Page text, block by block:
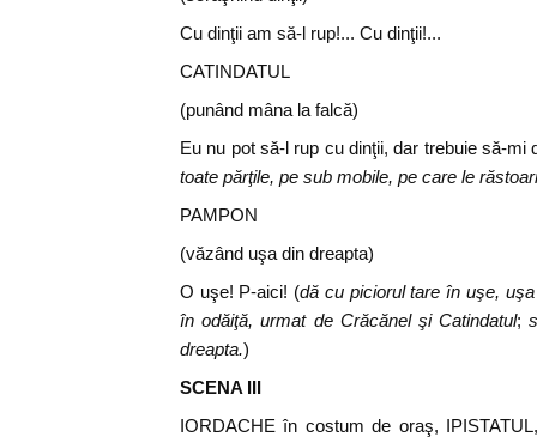
Cu dinţii am să-l rup!... Cu dinţii!...
CATINDATUL
(punând mâna la falcă)
Eu nu pot să-l rup cu dinţii, dar trebuie să-mi
toate părţile, pe sub mobile, pe care le
PAMPON
(văzând uşa din dreapta)
O uşe! P-aici! (dă cu piciorul tare în uşe,
în odăiţă, urmat de Crăcănel şi Catindatul;
dreapta.)
SCENA III
IORDACHE în costum de oraş,